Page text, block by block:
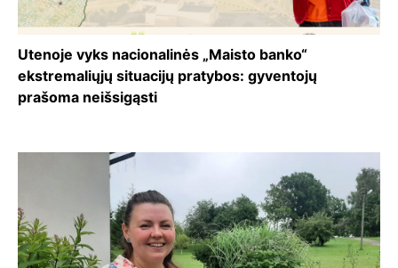
Utenoje vyks nacionalinės „Maisto banko“
ekstremaliųjų situacijų pratybos: gyventojų
prašoma neišsigąsti